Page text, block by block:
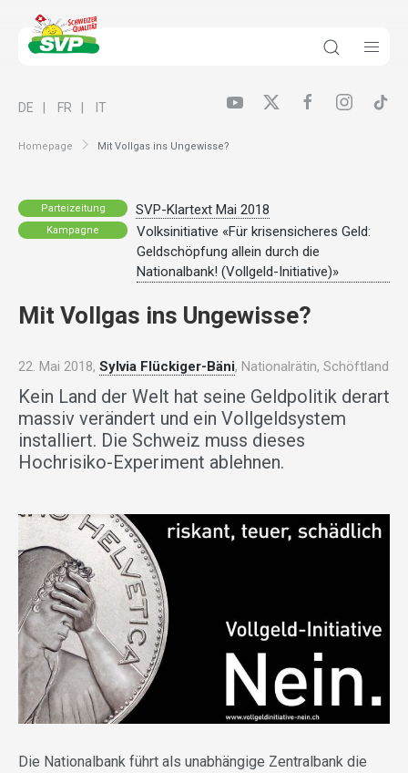
Homepage Mit Vollgas ins Ungewisse?
DE FR IT
Parteizeitung SVP-Klartext Mai 2018
Kampagne
Volksinitiative «Für krisensicheres Geld:
Geldschöpfung allein durch die
Nationalbank! (Vollgeld-Initiative)»
Mit Vollgas ins Ungewisse?
22. Mai 2018, Sylvia Flückiger-Bäni, Nationalrätin, Schöftland
Kein Land der Welt hat seine Geldpolitik derart
massiv verändert und ein Vollgeldsystem
installiert. Die Schweiz muss dieses
Hochrisiko-Experiment ablehnen.
Die Nationalbank führt als unabhängige Zentralbank die